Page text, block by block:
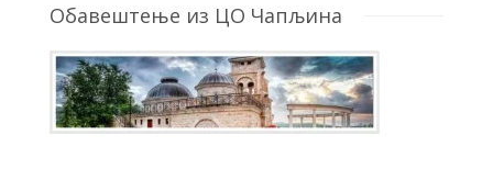
Обавештење из ЦО Чапљина